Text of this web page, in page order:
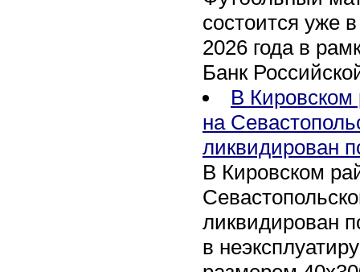
состоится уже
2026 года в
Банк
В Кировском
на
ликвидирован
В Кировском
ликвидирован
в